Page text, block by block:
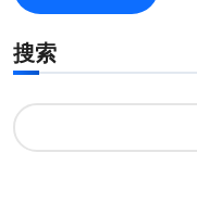
搜索